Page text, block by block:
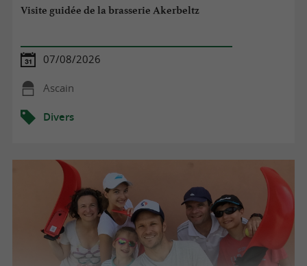
Visite guidée de la brasserie Akerbeltz
07/08/2026
Ascain
Divers